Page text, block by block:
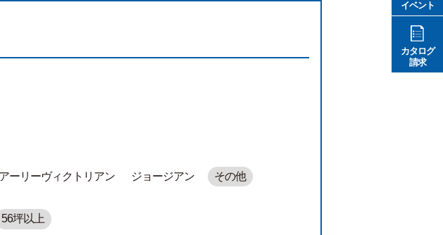
アーリーヴィクトリアン ジョージアン その他
56坪以上
イベント
カタログ
請求